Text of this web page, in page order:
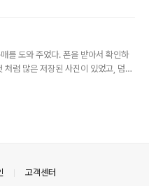
를 도와 주었다. 폰을 받아서 확인하
럼 많은 저장된 사진이 있었고, 덤으
를 팔 때는 저장된 개인정보를 지우지
고객센터